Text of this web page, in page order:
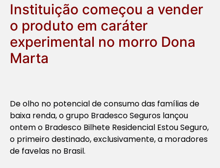
Instituição começou a vender
o produto em caráter
experimental no morro Dona
Marta
De olho no potencial de consumo das famílias de
baixa renda, o grupo Bradesco Seguros lançou
ontem o Bradesco Bilhete Residencial Estou Seguro,
o primeiro destinado, exclusivamente, a moradores
de favelas no Brasil.